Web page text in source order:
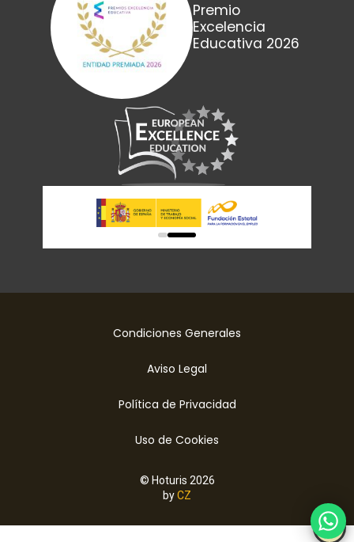
Premio
Excelencia
Educativa 2026
0 1
Condiciones Generales
Aviso Legal
Política de Privacidad
Uso de Cookies
© Hoturis 2026
byCZ